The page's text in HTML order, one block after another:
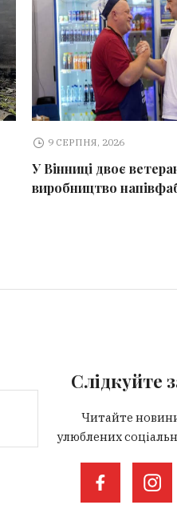
9 СЕРПНЯ, 2026
У Вінниці двоє
виробництво
Слідкуйте
Читайте
улюблених